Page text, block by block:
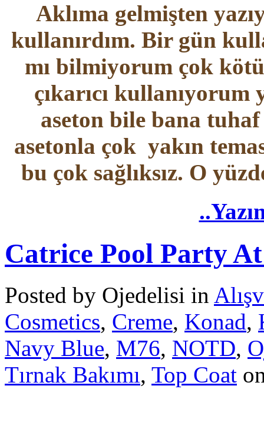
Aklıma gelmişten
kullanırdım. Bir gün
mı bilmiyorum çok
çıkarıcı
aseton bile bana
asetonla çok yakın
bu çok sağlıksız. O
Catrice Pool Party
Posted by Ojedelisi in
Cosmetics, Creme, Konad,
Navy Blue, M76, NOTD,
Tırnak Bakımı, Top Coat